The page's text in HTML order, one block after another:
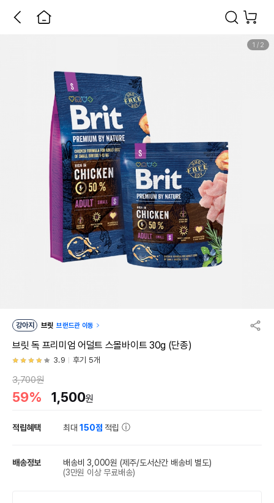
1 / 2
강아지 브릿 브랜드관 이동
브릿 독 프리미엄 어덜트 스몰바이트 30g (단종)
3.9 후기 5개
3,700원
59% 1,500원
적립혜택 최대150점 적립
배송정보 배송비 3,000원 (제주/도서산간 배송비 별도)
(3만원 이상 무료배송)